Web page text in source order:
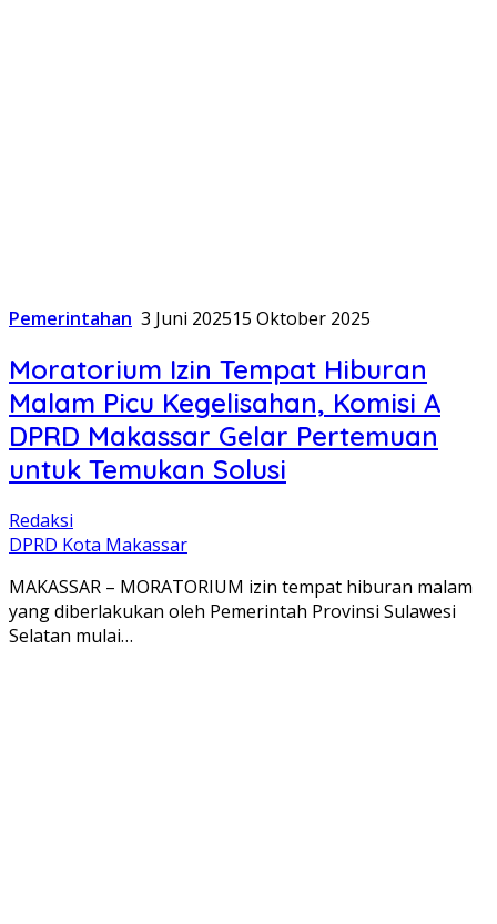
Pemerintahan 3 Juni 202515 Oktober 2025
Moratorium Izin Tempat Hiburan
Malam Picu Kegelisahan, Komisi A
DPRD Makassar Gelar Pertemuan
untuk Temukan Solusi
Redaksi
DPRD Kota Makassar
MAKASSAR – MORATORIUM izin tempat hiburan malam
yang diberlakukan oleh Pemerintah Provinsi Sulawesi
Selatan mulai…